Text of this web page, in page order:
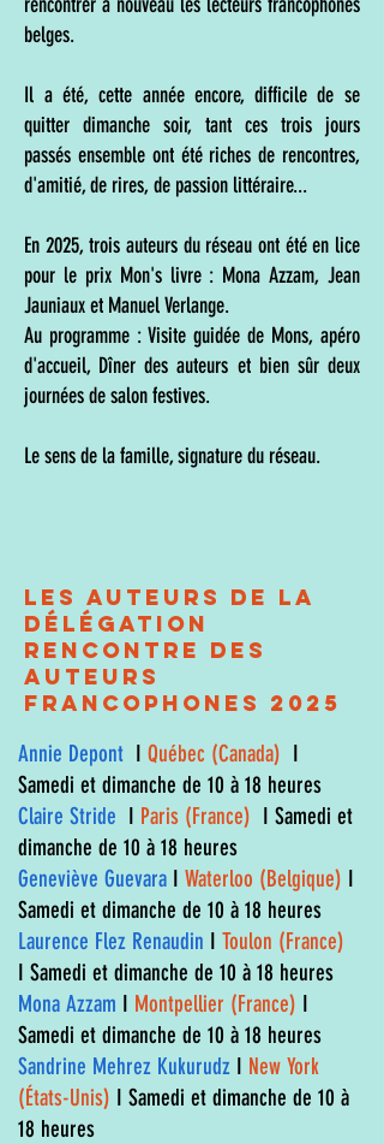
belges.
Il a été, cette année encore, difficile de se
quitter dimanche soir, tant ces trois jours
passés ensemble ont été riches de rencontres,
d'amitié, de rires, de passion littéraire...
En 2025, trois auteurs du réseau ont été en lice
pour le prix Mon's livre : Mona Azzam, Jean
Jauniaux et Manuel Verlange.
Au programme : Visite guidée de Mons, apéro
d'accueil, Dîner des auteurs et bien sûr deux
journées de salon festives.
Le sens de la famille, signature du réseau.
Annie Depont I Québec (Canada) I
Samedi et dimanche de 10 à 18 heures
Claire Stride I Paris (France) I Samedi et
dimanche de 10 à 18 heures
Geneviève Guevara I Waterloo (Belgique) I
Samedi et dimanche de 10 à 18 heures
Laurence Flez Renaudin I Toulon (France)
I Samedi et dimanche de 10 à 18 heures
Mona Azzam I Montpellier (France) I
Samedi et dimanche de 10 à 18 heures
Sandrine Mehrez Kukurudz I New York
(États-Unis) I Samedi et dimanche de 10 à
18 heures
Les auteurs de la
délégation
Rencontre des
Auteurs
Francophones 2025